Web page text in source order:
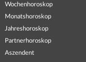
Wochenhoroskop
Monatshoroskop
Jahreshoroskop
Partnerhoroskop
Aszendent